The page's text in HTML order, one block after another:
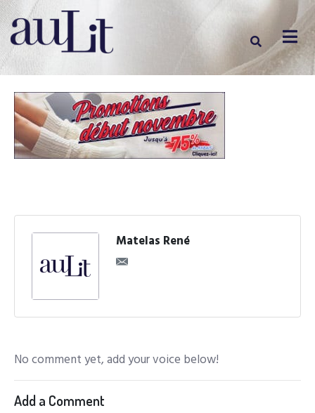
Matelas René
No comment yet, add your voice below!
Add a Comment